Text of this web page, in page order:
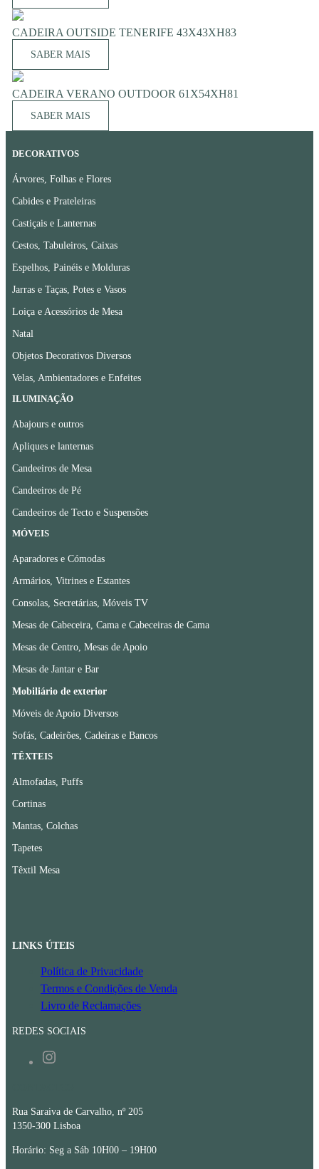
CADEIRA OUTSIDE TENERIFE 43X43XH83
SABER MAIS
CADEIRA VERANO OUTDOOR 61X54XH81
SABER MAIS
DECORATIVOS
Árvores, Folhas e Flores
Cabides e Prateleiras
Castiçais e Lanternas
Cestos, Tabuleiros, Caixas
Espelhos, Painéis e Molduras
Jarras e Taças, Potes e Vasos
Loiça e Acessórios de Mesa
Natal
Objetos Decorativos Diversos
Velas, Ambientadores e Enfeites
ILUMINAÇÃO
Abajours e outros
Apliques e lanternas
Candeeiros de Mesa
Candeeiros de Pé
Candeeiros de Tecto e Suspensões
MÓVEIS
Aparadores e Cómodas
Armários, Vitrines e Estantes
Consolas, Secretárias, Móveis TV
Mesas de Cabeceira, Cama e Cabeceiras de Cama
Mesas de Centro, Mesas de Apoio
Mesas de Jantar e Bar
Mobiliário de exterior
Móveis de Apoio Diversos
Sofás, Cadeirões, Cadeiras e Bancos
TÊXTEIS
Almofadas, Puffs
Cortinas
Mantas, Colchas
Tapetes
Têxtil Mesa
LINKS ÚTEIS
Política de Privacidade
Termos e Condições de Venda
Livro de Reclamações
REDES SOCIAIS
Rua Saraiva de Carvalho, nº 205
1350-300 Lisboa
Horário: Seg a Sáb 10H00 – 19H00